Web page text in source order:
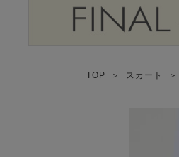
TOP ＞ スカート ＞